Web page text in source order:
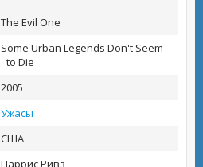
The Evil One
Some Urban Legends Don't Seem
to Die
2005
Ужасы
США
Паррис Ривз